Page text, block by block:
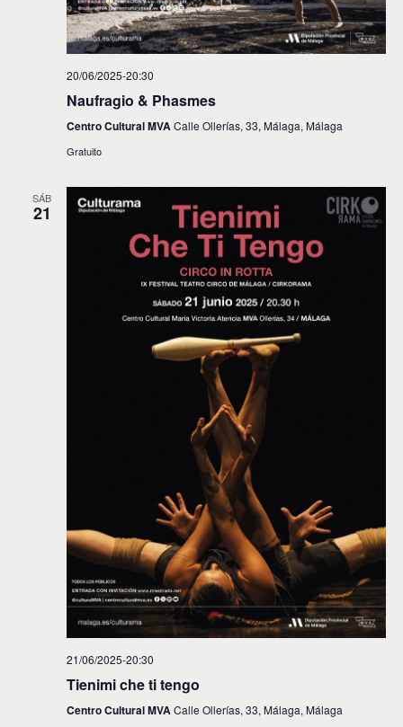
20/06/2025-20:30
Naufragio & Phasmes
Centro Cultural MVACalle Ollerías, 33, Málaga, Málaga
Gratuito
SÁB
21
21/06/2025-20:30
Tienimi che ti tengo
Centro Cultural MVA Calle Ollerías, 33, Málaga, Málaga